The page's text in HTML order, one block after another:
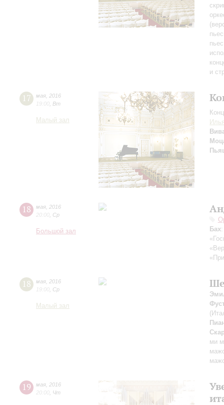
и
17 мая 2016
19:00 Вт
Малый зал
18 мая 2016
20:00 Ср
Большой зал
Бах
18 мая 2016
19:00 Ср
Малый зал
ми
19 мая 2016
20:00 Чт